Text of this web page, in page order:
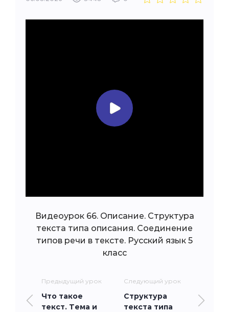
Видеоурок 66. Описание. Структура
текста типа описания. Соединение
типов речи в тексте. Русский язык 5
класс
Предыдущий урок
Что такое
текст. Тема и
Следующий урок
Структура
текста типа